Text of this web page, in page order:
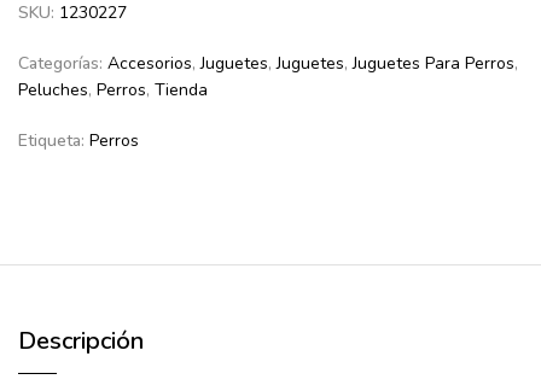
SKU: 1230227
Categorías: Accesorios,Juguetes,Juguetes,Juguetes Para Perros,
Peluches, Perros, Tienda
Etiqueta: Perros
Descripción